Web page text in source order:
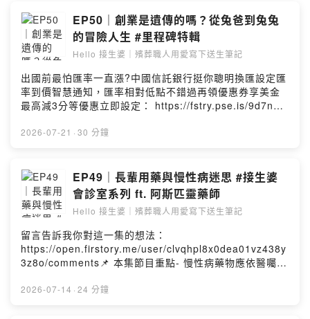
Powered by Firstory Hosting
打造一個生命友善的空間，讓每一段故事都能被理解與接
納Hello 接生婆｜殯葬職人用愛寫下送生筆記頻道簡介：這
裡是一個溫暖且療癒的暢談空間，將不設限地與您分享生
死議題、專業知識、產業現況、時事資訊。願在生命的最
後，您我都能 『不虛此生』 也 『期待此生』。弘願禮儀
｜殯葬禮儀服務｜Hello 接生婆｜Podcast禮儀諮詢｜臨終
關懷｜免費殯葬｜客製化告別式上善法若水．弘願眾生
心．滴入今生尾．串連來世緣📞 24H服務專線：02-
25024444🎧 Podcast 雙週二更新 & 主題式更新✨ 官方
Hosting
EP50｜創業是遺傳的嗎？從兔爸到兔兔
的冒險人生 #里程碑特輯
Hello 接生婆｜殯葬職人用愛寫下送生筆記
出國前最怕匯率一直漲?中國信託銀行挺你聰明換匯設定匯
率到價智慧通知，匯率相對低點不錯過再領優惠券享美金
最高減3分等優惠立即設定： https://fstry.pse.is/9d7n2w
情況審慎投資。完整注意事項詳見網站資訊。—— 以上為
https://open.firstory.me/user/clvqhpl8x0dea01vz438y
3z8o/comments📌 本集節目重點- 家庭留給我們最珍貴
的，不是資產而是價值觀。- 做好眼前每一件小事，就是走
向成功的方法。- 困難會過去，但做人留下的信用會一直存
在。- 真正的傳承，不是留下什麼，而是成為什麼樣的人。
Hello 接生婆｜殯葬職人用愛寫下送生筆記頻道簡介：這裡
是一個溫暖且療癒的暢談空間，將不設限地與您分享生死
議題、專業知識、產業現況、時事資訊。願在生命的最
後，您我都能 『不虛此生』 也 『期待此生』。弘願禮儀
2026-07-21 · 30 分鐘
EP49｜長輩用藥與慢性病迷思 #接生婆
會診室系列 ft. 阿斯匹靈藥師
Hello 接生婆｜殯葬職人用愛寫下送生筆記
留言告訴我你對這一集的想法：
https://open.firstory.me/user/clvqhpl8x0dea01vz438y
3z8o/comments📌 本集節目重點- 慢性病藥物應依醫囑使
使用需求時可先諮詢醫師或藥師- 中藥、西藥及保健食品併
2026-07-14 · 24 分鐘